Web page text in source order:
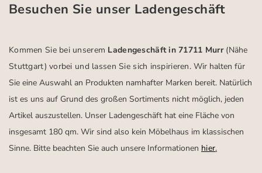
Besuchen Sie unser Ladengeschäft
Kommen Sie bei unserem Ladengeschäft in 71711 Murr (Nähe
Stuttgart) vorbei und lassen Sie sich inspirieren.Wir halten für
Sie eine Auswahl an Produkten namhafter Marken bereit. Natürlich
ist es uns auf Grund des großen Sortiments nicht möglich, jeden
Artikel auszustellen. Unser Ladengeschäft hat eine Fläche von
insgesamt 180 qm. Wir sind also kein Möbelhaus im klassischen
Sinne. Bitte beachten Sie auch unsere Informationen hier.